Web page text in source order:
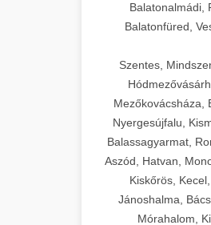
Balatonalmádi,
Balatonfüred,
Szentes,
Mezőkovácsháza,
Nyergesújfalu,
Balassagyarmat,
Aszód, Hatvan,
Kiskőrös,
Jánoshalma,
Mórahalom,